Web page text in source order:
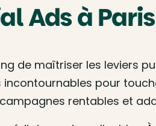
Ads à Paris
de maîtriser les leviers
pour
rentables et